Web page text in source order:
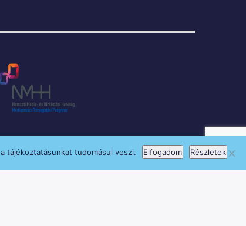
tájékoztatásunkat tudomásul veszi. Elfogadom Részletek